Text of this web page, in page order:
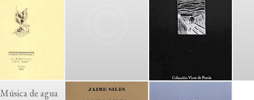
Música de agua